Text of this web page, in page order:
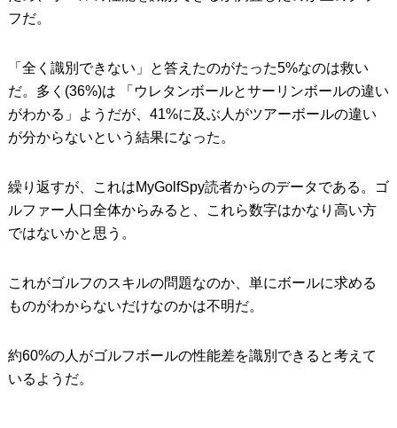
フだ。
「全く識別できない」と答えたのがたった5%なのは救い
だ。多く(36%)は 「ウレタンボールとサーリンボールの違い
がわかる」ようだが、41%に及ぶ人がツアーボールの違い
が分からないという結果になった。
繰り返すが、これはMyGolfSpy読者からのデータである。ゴ
ルファー人口全体からみると、これら数字はかなり高い方
ではないかと思う。
これがゴルフのスキルの問題なのか、単にボールに求める
ものがわからないだけなのかは不明だ。
約60%の人がゴルフボールの性能差を識別できると考えて
いるようだ。